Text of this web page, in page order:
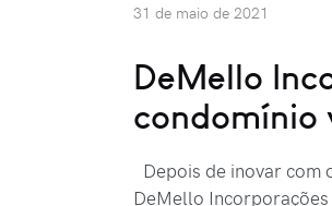
31 de maio de 2021
DeMello
condomínio
Depois de inovar
DeMello